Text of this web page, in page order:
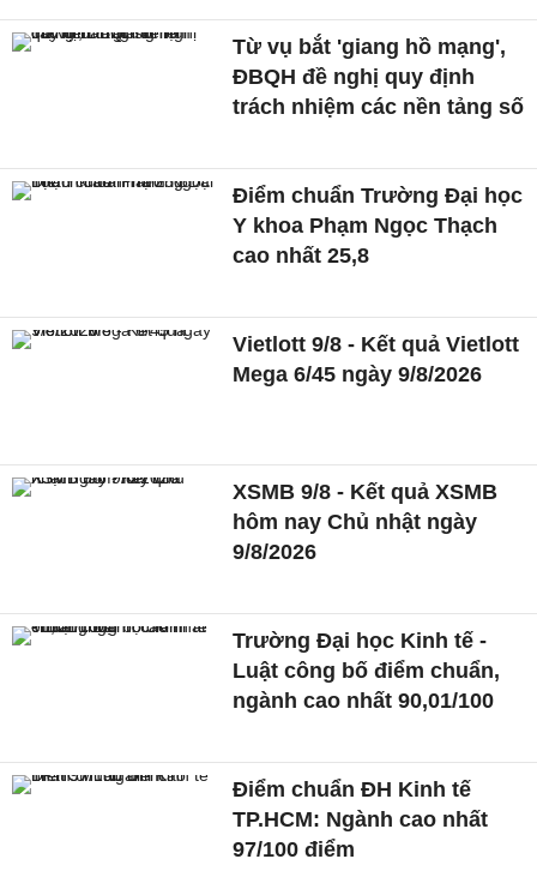
Từ vụ bắt 'giang hồ mạng',
ĐBQH đề nghị quy định
trách nhiệm các nền tảng số
Điểm chuẩn Trường Đại học
Y khoa Phạm Ngọc Thạch
cao nhất 25,8
Vietlott 9/8 - Kết quả Vietlott
Mega 6/45 ngày 9/8/2026
XSMB 9/8 - Kết quả XSMB
hôm nay Chủ nhật ngày
9/8/2026
Trường Đại học Kinh tế -
Luật công bố điểm chuẩn,
ngành cao nhất 90,01/100
Điểm chuẩn ĐH Kinh tế
TP.HCM: Ngành cao nhất
97/100 điểm